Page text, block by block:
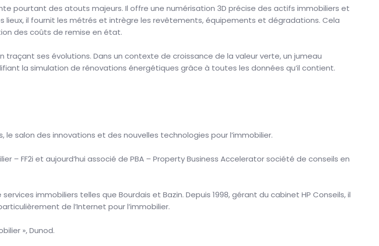
pourtant des atouts majeurs. Il offre une numérisation 3D précise des actifs immobiliers et
lieux, il fournit les métrés et intrègre les revêtements, équipements et dégradations. Cela
des coûts de remise en état.
ses évolutions. Dans un contexte de croissance de la valeur verte, un jumeau
la simulation de rénovations énergétiques grâce à toutes les données qu’il contient.
le salon des innovations et des nouvelles technologies pour l’immobilier.
– FF2i et aujourd’hui associé de PBA – Property Business Accelerator société de conseils en
immobiliers telles que Bourdais et Bazin. Depuis 1998, gérant du cabinet HP Conseils, il
de l’Internet pour l’immobilier.
», Dunod.